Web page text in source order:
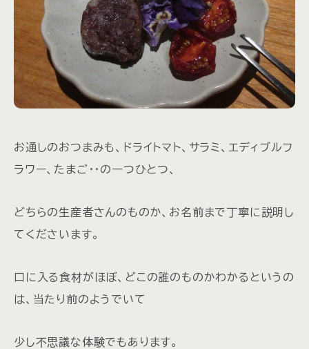
お通しのおつまみも、ドライトマト、サラミ、エディブルフ
ラワー、たまご・・の一つひとつ、
どちらの生産者さんのものか、お名前まで丁寧に説明し
てくださいます。
口に入る食材がほぼ、どこの誰のものかわかるというの
は、当たり前のようでいて
少し不思議な体験でもあります。